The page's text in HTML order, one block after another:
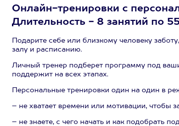
Онлайн-тренировки с
Длительность - 8 занятий по
Подарите себе или близкому человеку
залу и расписанию.
Личный тренер подберет программу под
поддержит на всех этапах.
Персональные тренировки один на один в
– не хватает времени или мотивации, чтобы
– не знаете, с чего начать и как подобрать